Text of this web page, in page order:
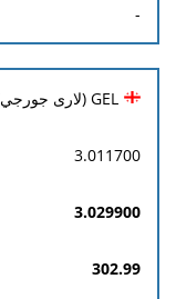
-
3.011700
3.029900
302.99